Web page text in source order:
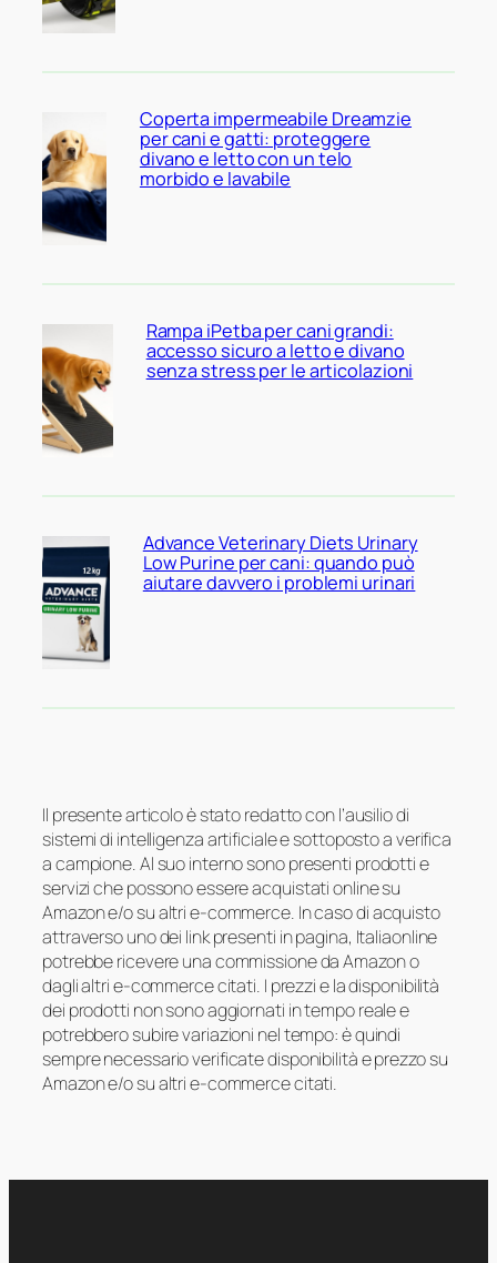
Coperta impermeabile Dreamzie
per cani e gatti: proteggere
divano e letto con un telo
morbido e lavabile
Rampa iPetba per cani grandi:
accesso sicuro a letto e divano
senza stress per le articolazioni
Advance Veterinary Diets Urinary
Low Purine per cani: quando può
aiutare davvero i problemi urinari
Il presente articolo è stato redatto con l’ausilio di
sistemi di intelligenza artificiale e sottoposto a verifica
a campione. Al suo interno sono presenti prodotti e
servizi che possono essere acquistati online su
Amazon e/o su altri e-commerce. In caso di acquisto
attraverso uno dei link presenti in pagina, Italiaonline
potrebbe ricevere una commissione da Amazon o
dagli altri e-commerce citati. I prezzi e la disponibilità
dei prodotti non sono aggiornati in tempo reale e
potrebbero subire variazioni nel tempo: è quindi
sempre necessario verificate disponibilità e prezzo su
Amazon e/o su altri e-commerce citati.